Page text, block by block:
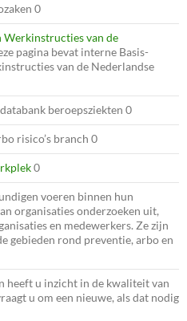
0
Werkinstructies van de
pagina bevat interne Basis-
van de Nederlandse
beroepsziekten 0
risico’s branch 0
0
voeren binnen hun
organisaties onderzoeken uit,
en medewerkers. Ze zijn
gebieden rond preventie, arbo en
heeft u inzicht in de kwaliteit van
u om een nieuwe, als dat nodig